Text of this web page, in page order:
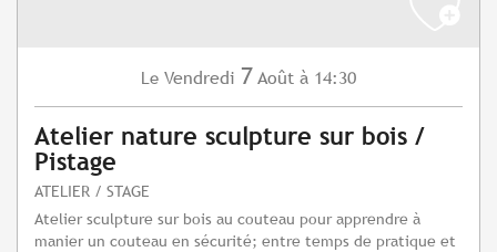
Le Vendredi 7 Août à 14:30
Atelier nature sculpture sur bois /
Pistage
ATELIER / STAGE
Atelier sculpture sur bois au couteau pour apprendre à
manier un couteau en sécurité; entre temps de pratique et